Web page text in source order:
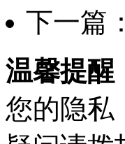
下一篇：
温馨提醒
您的隐私